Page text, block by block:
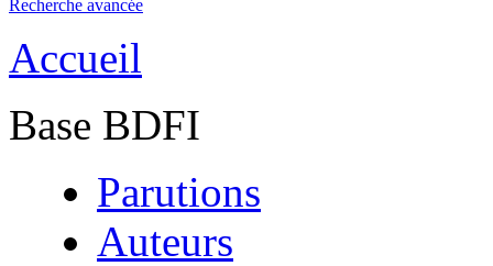
Recherche avancée
Accueil
Base BDFI
Parutions
Auteurs